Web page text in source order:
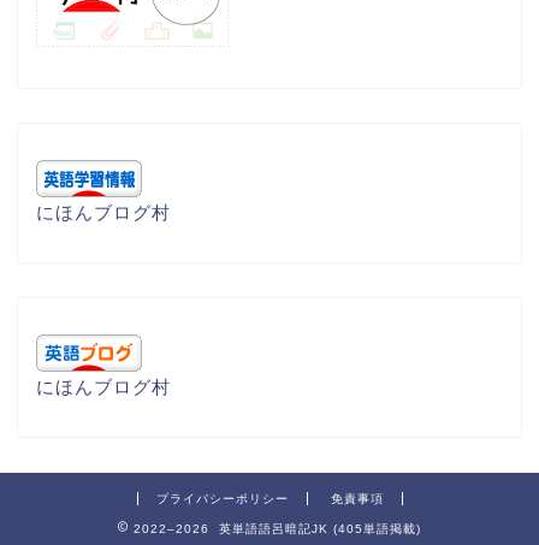
にほんブログ村
にほんブログ村
プライバシーポリシー 免責事項
2022–2026 英単語語呂暗記JK (405単語掲載)